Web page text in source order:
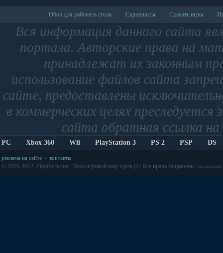
Обои для рабочего стола Скриншоты Скачать игры
Вся информация данного сайта
портала. Авторские права на
принадлежат их законным
использование файлов сайта
сайте, предоставлены
в коммерческих целях
сайта обратная ссылка
PC Xbox 360 Wii PlayStation 3 PS 2 PSP DS
реклама на сайте - контакты
© 2010-2012, Playtform.net - Весь игровой мир здесь | © Все права защищены | выполнено